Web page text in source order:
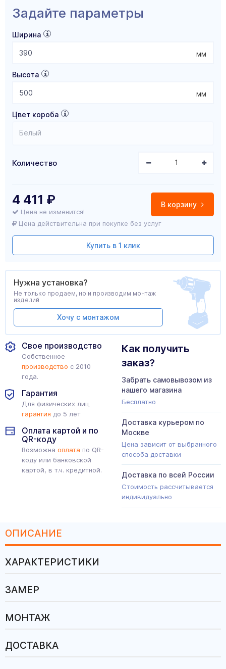
Задайте параметры
Ширина
мм
Высота
мм
Цвет короба
Белый
Количество
В корзину
4 411 ₽
Цена не изменится!
Цена действительна при покупке без услуг
Купить в 1 клик
Свое производство
Собственное
производство с 2010
года.
Гарантия
Для физических лиц
гарантия до 5 лет
Оплата картой и по
QR-коду
Возможна оплата по QR-
коду или банковской
картой, в т.ч. кредитной.
Как получить
заказ?
Забрать самовывозом из
нашего магазина
Бесплатно
Доставка курьером по
Москве
Цена зависит от выбранного
способа доставки
Доставка по всей России
Стоимость рассчитывается
индивидуально
Нужна установка?
Не только продаем, но и производим монтаж
изделий
Хочу с монтажом
ОПИСАНИЕ
ХАРАКТЕРИСТИКИ
ЗАМЕР
МОНТАЖ
ДОСТАВКА